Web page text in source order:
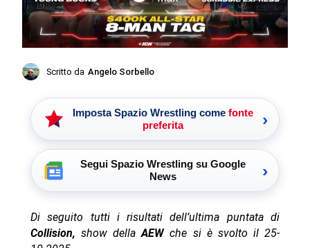
Scritto da Angelo Sorbello
Imposta Spazio Wrestling come fonte
preferita
›
Segui Spazio Wrestling su Google
News
›
Di seguito tutti i risultati dell’ultima puntata di
Collision,show dellaAEWche si è svolto il 25-